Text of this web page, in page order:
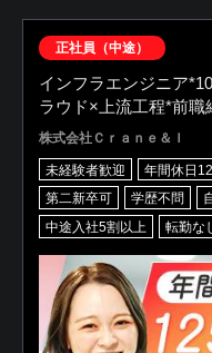
正社員（中途）
インフラエンジニア
ラウド×上流工程*前職
株式会社Ｃｒａｎｅ＆Ｉ
未経験者歓迎 年間休日
第二新卒可
学歴不問
中途入社5割以上
転勤な